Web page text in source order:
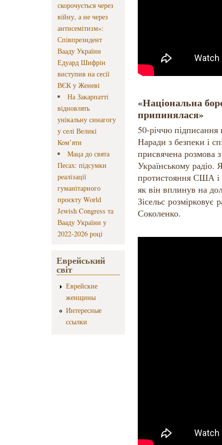
скорочується через
війну, а не через
антисемітизм»:
Співпрезидент
Вааду України
Едуард Шифрін
виступив на сесії
ВЄК у Женеві
На Закарпатті
відновлять
унікальну синагогу
у селі Великі
Ком’яти
Маца до свята
Песах: підсумки
реалізації
гуманітарного
проєкту World
Jewish Congress та
Вааду України у
2022-2026 році
Еврейський
світ
Еврейские
женщины
Интересные
ссылки
«Національна
припинялася»
50-річчю підписання
Наради з безпеки і
присвячена розмова
Українському радіо.
протистояння США і
як він вплинув на
Зісельс
Соколенко.